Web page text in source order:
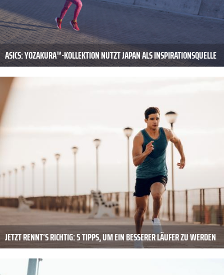
ASICS: YOZAKURA™-KOLLEKTION NUTZT JAPAN ALS INSPIRATIONSQUELLE
JETZT RENNT’S RICHTIG: 5 TIPPS, UM EIN BESSERER LÄUFER ZU WERDEN